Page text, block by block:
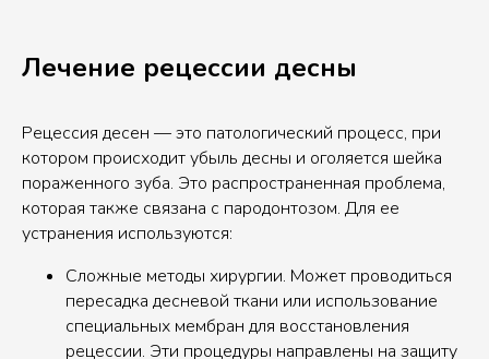
Лечение рецессии десны
Рецессия десен — это патологический процесс, при
котором происходит убыль десны и оголяется шейка
пораженного зуба. Это распространенная проблема,
которая также связана с пародонтозом. Для ее
устранения используются:
Сложные методы хирургии. Может проводиться
пересадка десневой ткани или использование
специальных мембран для восстановления
рецессии. Эти процедуры направлены на защиту